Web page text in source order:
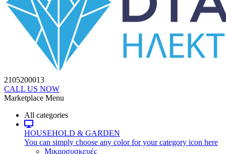
2105200013
CALL US NOW
Marketplace Menu
All categories
HOUSEHOLD & GARDEN
You can simply choose any color for your category icon here
Μικροσυσκευές